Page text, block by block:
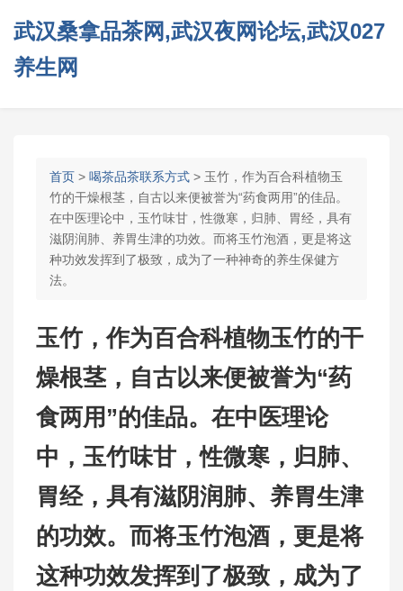
武汉桑拿品茶网,武汉夜网论坛,武汉027
养生网
首页 > 喝茶品茶联系方式 > 玉竹，作为百合科植物玉
竹的干燥根茎，自古以来便被誉为“药食两用”的佳品。
在中医理论中，玉竹味甘，性微寒，归肺、胃经，具有
滋阴润肺、养胃生津的功效。而将玉竹泡酒，更是将这
种功效发挥到了极致，成为了一种神奇的养生保健方
法。
玉竹，作为百合科植物玉竹的干
燥根茎，自古以来便被誉为“药
食两用”的佳品。在中医理论
中，玉竹味甘，性微寒，归肺、
胃经，具有滋阴润肺、养胃生津
的功效。而将玉竹泡酒，更是将
这种功效发挥到了极致，成为了